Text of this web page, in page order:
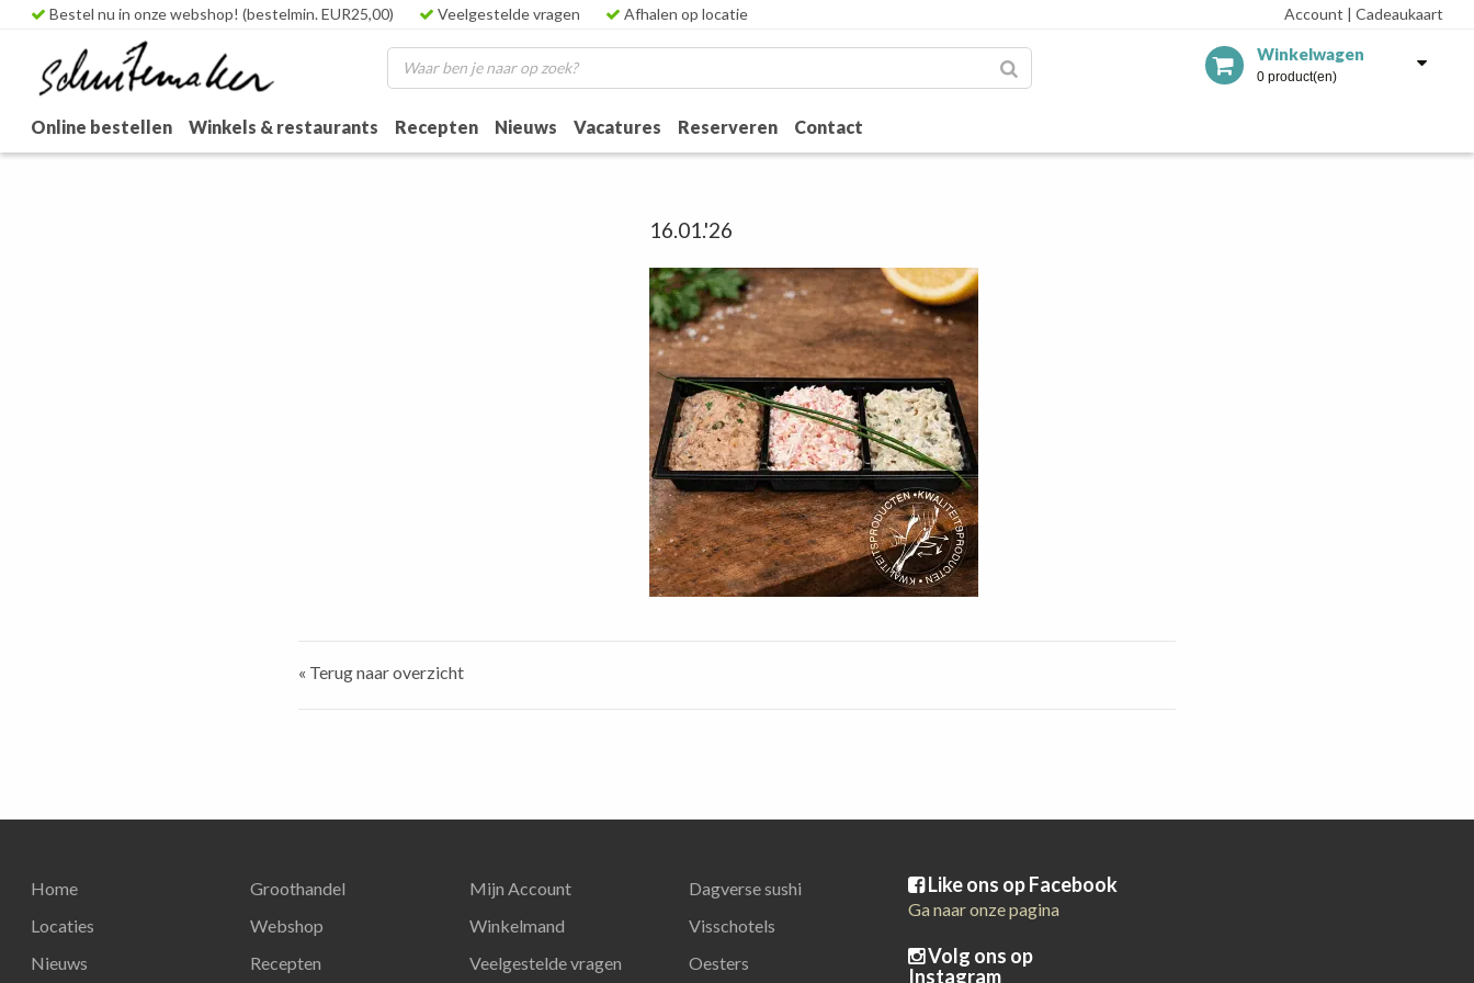
Bestel nu in onze webshop! (bestelmin. EUR25,00) Veelgestelde vragen Afhalen op locatie Account | Cadeaukaart
Winkelwagen
0 product(en)
Online bestellen Winkels & restaurants Recepten Nieuws Vacatures Reserveren Contact
16.01.'26
« Terug naar overzicht
Home
Locaties
Nieuws
Groothandel
Webshop
Recepten
Mijn Account
Winkelmand
Veelgestelde vragen
Dagverse sushi
Visschotels
Oesters
Like ons op Facebook
Ga naar onze pagina
Volg ons op
Instagram